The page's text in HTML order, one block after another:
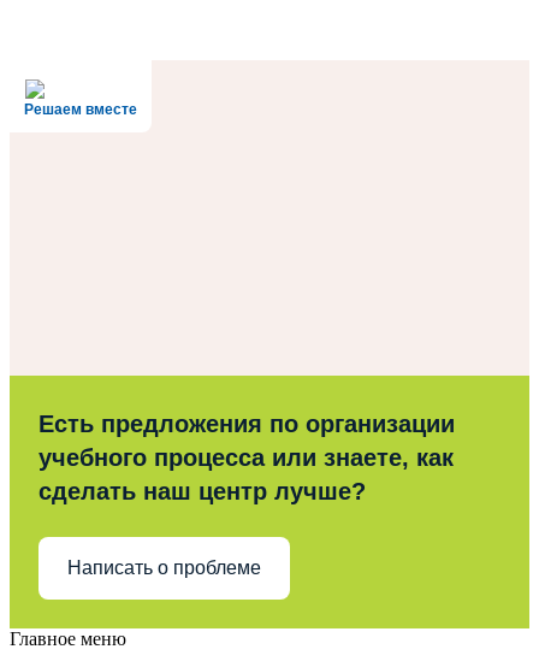
Решаем вместе
Есть предложения по организации
учебного процесса или знаете, как
сделать наш центр лучше?
Написать о проблеме
Главное меню